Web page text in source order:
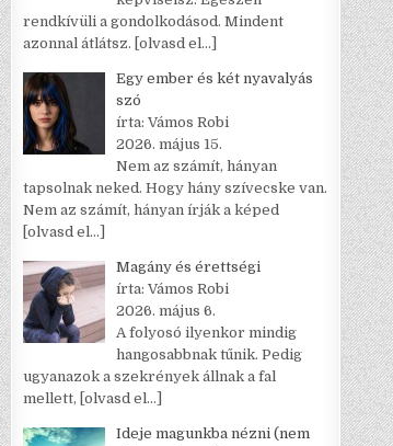
rendkívüli a gondolkodásod. Mindent
azonnal átlátsz. [olvasd el…]
Egy ember és két nyavalyás
szó
írta: Vámos Robi
2026. május 15.
Nem az számít, hányan
tapsolnak neked. Hogy hány szívecske van.
Nem az számít, hányan írják a képed
[olvasd el…]
Magány és érettségi
írta: Vámos Robi
2026. május 6.
A folyosó ilyenkor mindig
hangosabbnak tűnik. Pedig
ugyanazok a szekrények állnak a fal
mellett, [olvasd el…]
Ideje magunkba nézni (nem